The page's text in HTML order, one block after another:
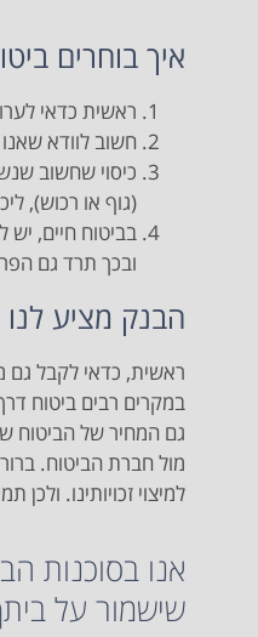
איך בוחרים
ראשית כדאי
חשוב לוודא
כיסוי שחשוב
(גוף או רכוש),
בביטוח חיים,
ובכך תרד גם
הבנק מציע
ראשית, כדאי לקבל גם
במקרים רבים ביטוח
גם המחיר של הביטוח
מול חברת הביטוח.
למיצוי זכויותינו.
אנו בסוכנות
שישמור על